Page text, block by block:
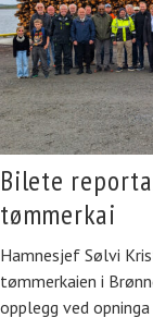
Bilete
tømmerkai
Hamnesjef Sølvi
tømmerkaien i
opplegg ved